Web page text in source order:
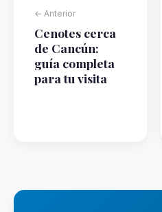
← Anterior
Cenotes cerca
de Cancún:
guía completa
para tu visita